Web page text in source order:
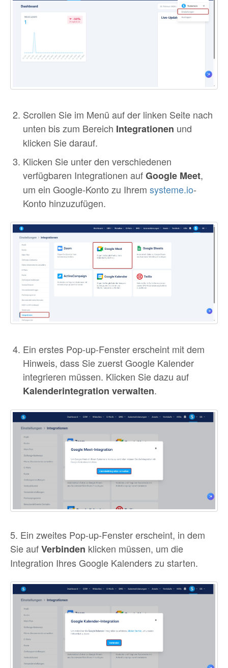
Scrollen Sie im Menü auf der linken Seite nach
unten bis zum Bereich Integrationen und
klicken Sie darauf.
Klicken Sie unter den verschiedenen
verfügbaren Integrationen aufGoogle Meet,
um ein Google-Konto zu Ihrem systeme.io-
Konto hinzuzufügen.
Ein erstes Pop-up-Fenster erscheint mit dem
Hinweis, dass Sie zuerst Google Kalender
integrieren müssen. Klicken Sie dazu auf
Kalenderintegration verwalten.
5. Ein zweites Pop-up-Fenster erscheint, in dem
Sie aufVerbinden klicken müssen, um die
Integration Ihres Google Kalenders zu starten.